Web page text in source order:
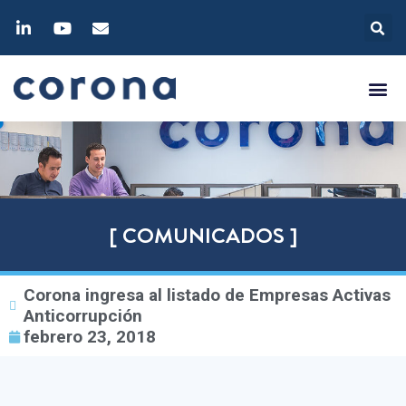
[ COMUNICADOS ]
Corona ingresa al listado de Empresas Activas
Anticorrupción
febrero 23, 2018